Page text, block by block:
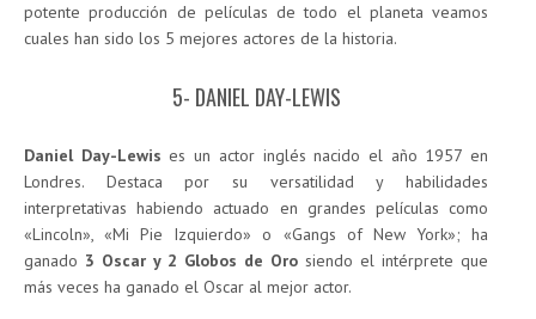
potente producción de películas de todo el planeta veamos
cuales han sido los 5 mejores actores de la historia.
5- DANIEL DAY-LEWIS
Daniel Day-Lewis es un actor inglés nacido el año 1957 en
Londres. Destaca por su versatilidad y habilidades
interpretativas habiendo actuado en grandes películas como
«Lincoln», «Mi Pie Izquierdo» o «Gangs of New York»; ha
ganado 3 Oscar y 2 Globos de Oro siendo el intérprete que
más veces ha ganado el Oscar al mejor actor.